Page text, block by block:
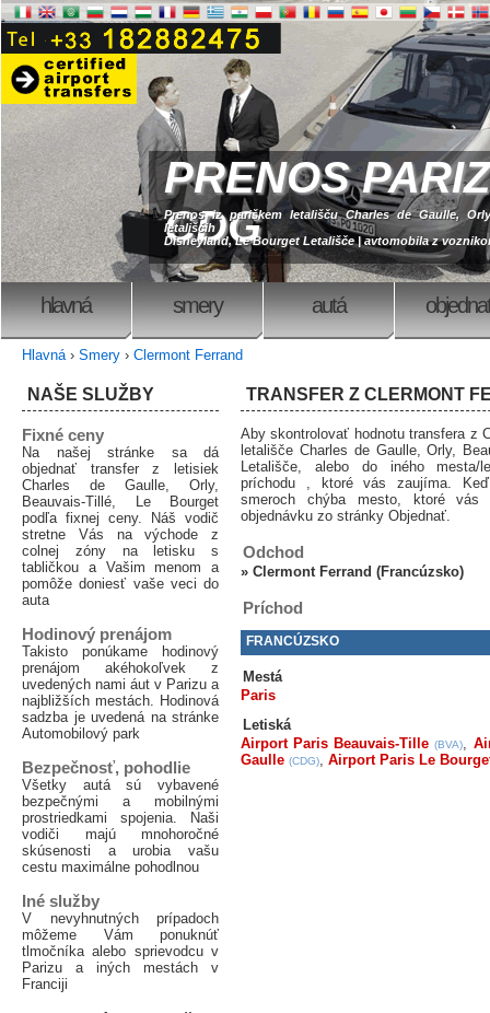
PRENOS PARIZ
CDG
Prenos iz pariškem letališču Charles de Gaulle,
letališčih
Disneyland, Le Bourget Letališče | avtomobila z
hlavná smery autá
Hlavná› Smery › Clermont Ferrand
TRANSFER Z CLERMONT
Aby skontrolovať hodnotu transfera z
letališče Charles de Gaulle, Orly,
Letališče, alebo do iného mesta/
príchodu , ktoré vás zaujíma.
smeroch chýba mesto, ktoré vás
objednávku zo stránky Objednať.
Odchod
» Clermont Ferrand (Francúzsko)
Príchod
FRANCÚZSKO
Mestá
Paris
Letiská
Airport Paris Beauvais-Tille (BVA),
Gaulle (CDG), Airport Paris Le
NAŠE SLUŽBY
Fixné ceny
Na našej stránke sa dá
objednať transfer z letisiek
Charles de Gaulle, Orly,
Beauvais-Tillé, Le Bourget
podľa fixnej ceny. Náš vodič
stretne Vás na východe z
colnej zóny na letisku s
tabličkou a Vašim menom a
pomôže doniesť vaše veci do
auta
Hodinový prenájom
Takisto ponúkame hodinový
prenájom akéhokoľvek z
uvedených nami áut v Parizu a
najbližších mestách. Hodinová
sadzba je uvedená na stránke
Automobilový park
Bezpečnosť, pohodlie
Všetky autá sú vybavené
bezpečnými a mobilnými
prostriedkami spojenia. Naši
vodiči majú mnohoročné
skúsenosti a urobia vašu
cestu maximálne pohodlnou
Iné služby
V nevyhnutných prípadoch
môžeme Vám ponuknúť
tlmočníka alebo sprievodcu v
Parizu a iných mestách v
Franciji